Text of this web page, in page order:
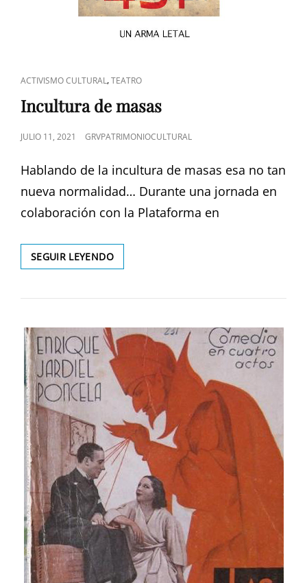
ENLACES
DE
CATEGORÍAS
ACTIVISMO CULTURAL,TEATRO
Incultura de masas
PUBLICADO
JULIO 11, 2021 GRVPATRIMONIOCULTURAL
Hablando de la incultura de masas esa no tan
nueva normalidad… Durante una jornada en
colaboración con la Plataforma en
SEGUIR LEYENDOINCULTURA
DE